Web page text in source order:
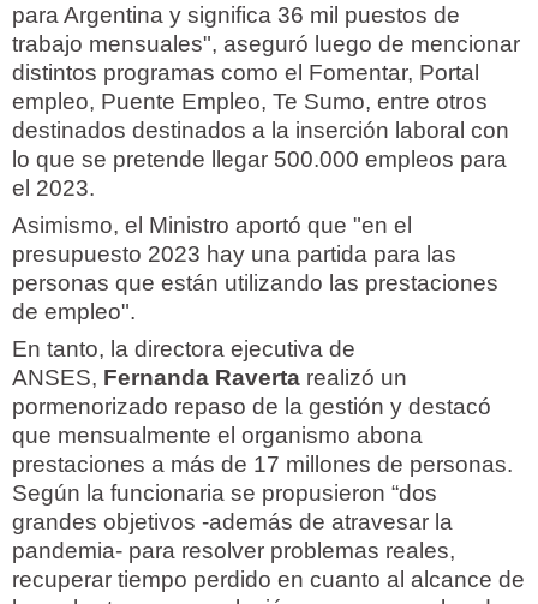
para Argentina y significa 36 mil puestos de
trabajo mensuales", aseguró luego de mencionar
distintos programas como el Fomentar, Portal
empleo, Puente Empleo, Te Sumo, entre otros
destinados destinados a la inserción laboral con
lo que se pretende llegar 500.000 empleos para
el 2023.
Asimismo, el Ministro aportó que "en el
presupuesto 2023 hay una partida para las
personas que están utilizando las prestaciones
de empleo".
En tanto, la directora ejecutiva de
ANSES, Fernanda Raverta realizó un
pormenorizado repaso de la gestión y destacó
que mensualmente el organismo abona
prestaciones a más de 17 millones de personas.
Según la funcionaria se propusieron “dos
grandes objetivos -además de atravesar la
pandemia- para resolver problemas reales,
recuperar tiempo perdido en cuanto al alcance de